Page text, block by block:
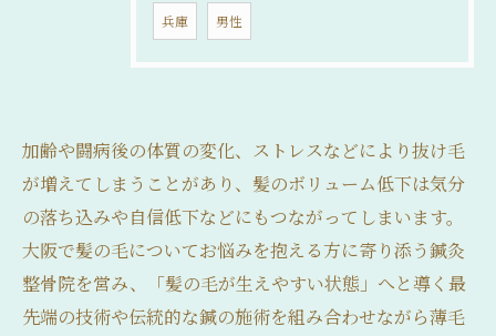
兵庫 男性
加齢や闘病後の体質の変化、ストレスなどにより抜け毛
が増えてしまうことがあり、髪のボリューム低下は気分
の落ち込みや自信低下などにもつながってしまいます。
大阪で髪の毛についてお悩みを抱える方に寄り添う鍼灸
整骨院を営み、「髪の毛が生えやすい状態」へと導く最
先端の技術や伝統的な鍼の施術を組み合わせながら薄毛